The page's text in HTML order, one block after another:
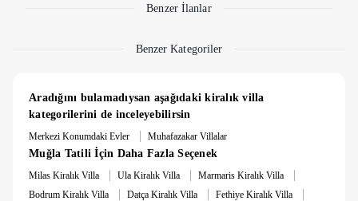
tatilleri boyunca hem dinlenebilir hem de konforun keyfini
mutfak bulunmaktadır. Tüm ihtiyaçların düşünüldüğü villada,
Bahçe alanında ise
özel yüzme havuzu, şezlonglar, oturma
grubu ve barbekü alanı yer almakta olup açık havada keyifli
vakit geçirmeniz için ideal bir ortam sunmaktadır. Konum
avantajı sayesinde villa; denize ve Fethiye merkezine araçla
kısa sürede ulaşım imkânı sunmaktadır.
Benzer İlanlar
Benzer Kategoriler
Aradığını bulamadıysan aşağıdaki kiralık villa
kategorilerini de inceleyebilirsin
Merkezi Konumdaki Evler | Muhafazakar Villalar
Muğla Tatili İçin Daha Fazla Seçenek
Milas Kiralık Villa | Ula Kiralık Villa | Marmaris Kiralık Villa |
Bodrum Kiralık Villa | Datça Kiralık Villa | Fethiye Kiralık Villa |